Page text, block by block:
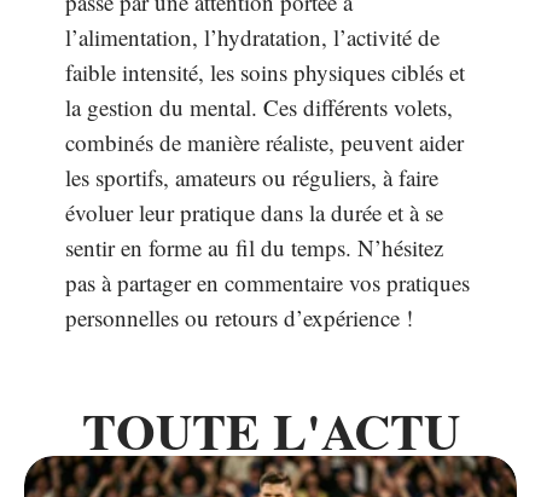
l’alimentation, l’hydratation, l’activité de
faible intensité, les soins physiques ciblés et
la gestion du mental. Ces différents volets,
combinés de manière réaliste, peuvent aider
les sportifs, amateurs ou réguliers, à faire
évoluer leur pratique dans la durée et à se
sentir en forme au fil du temps. N’hésitez
pas à partager en commentaire vos pratiques
personnelles ou retours d’expérience !
TOUTE L'ACTU